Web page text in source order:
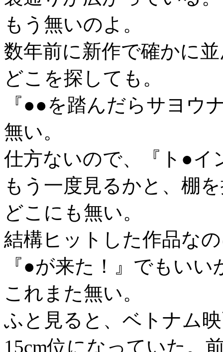
もう無いのよ。
数年前に新作で確かに
どこを探しても。
『●●を踏んだらサヨウ
無い。
仕方ないので、『ト●
もう一度見るかと、棚
どこにも無い。
結構ヒットした作品な
『●が来た！』でもい
これまた無い。
ふと見ると、ベトナム
15cm位になっていた。